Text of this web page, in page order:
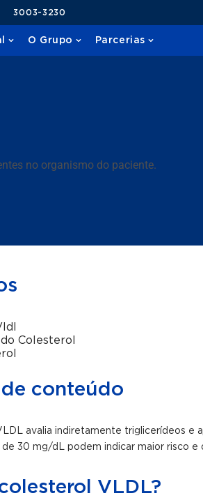
3003-3230
O Grupo Parcerias
no organismo do paciente.
Colesterol
de conteúdo
avalia indiretamente triglicerídeos e
de 30 mg/dL podem indicar maior risco e
VLDL?